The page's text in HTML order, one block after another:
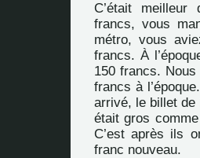
C’était
francs, vous
métro, vous
francs. À
150 francs.
francs à
arrivé, le billet de
était gros
C’est après ils
franc nouveau.